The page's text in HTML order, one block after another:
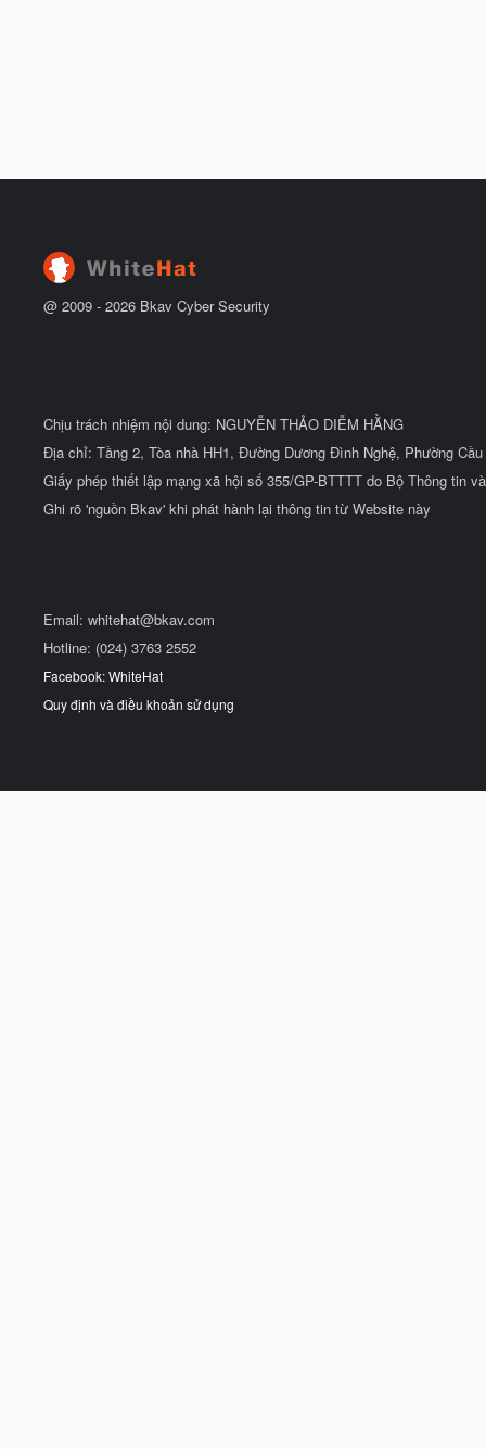
@ 2009 - 2026 Bkav Cyber Security
Chịu trách nhiệm nội dung: NGUYỄN THẢO DIỄM HẰNG
Địa chỉ: Tầng 2, Tòa nhà HH1, Đường Dương Đình Nghệ, Phường
Giấy phép thiết lập mạng xã hội số 355/GP-BTTTT do Bộ Thông tin
Ghi rõ 'nguồn Bkav' khi phát hành lại thông tin từ Website này
Email: whitehat@bkav.com
Hotline: (024) 3763 2552
Facebook: WhiteHat
Quy định và điều khoản sử dụng